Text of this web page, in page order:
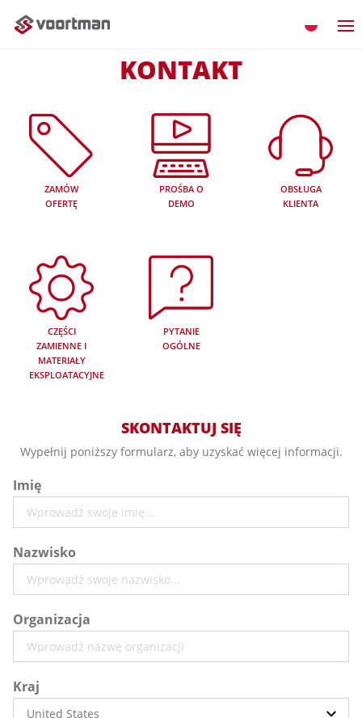
KONTAKT
ZAMÓW
OFERTĘ
PROŚBA O
DEMO
OBSŁUGA
KLIENTA
CZĘŚCI
ZAMIENNE I
MATERIAŁY
EKSPLOATACYJNE
PYTANIE
OGÓLNE
SKONTAKTUJ SIĘ
Wypełnij poniższy formularz, aby uzyskać więcej informacji.
Imię
Nazwisko
Organizacja
Kraj